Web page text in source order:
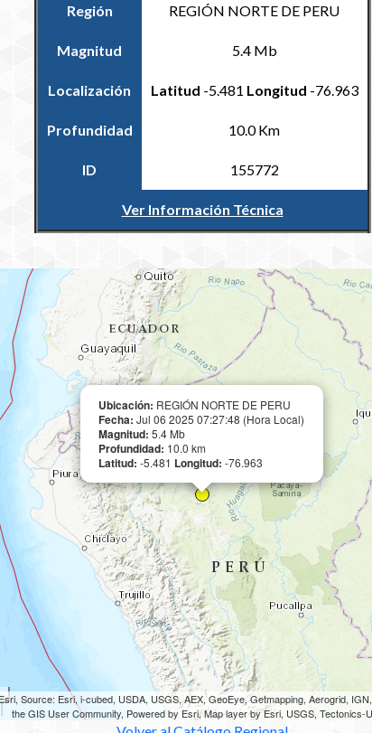
Región REGIÓN NORTE DE PERU
Magnitud 5.4 Mb
Localización Latitud -5.481 Longitud -76.963
Profundidad 10.0 Km
ID 155772
Ver Información Técnica
Volver al Catálogo Regional
Ubicación: REGIÓN NORTE DE PERU
Fecha: Jul 06 2025 07:27:48 (Hora Local)
Magnitud: 5.4 Mb
Profundidad: 10.0 km
Latitud: -5.481 Longitud: -76.963
Source: Esri, i-cubed, USDA, USGS, AEX, GeoEye, Getmapping, Aerogrid,
the GIS User Community, Powered by Esri, Map layer by Esri, USGS, Tectonics-